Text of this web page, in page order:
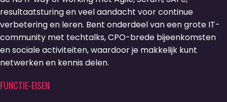
resultaatsturing en veel aandacht voor continue
verbetering en leren. Bent onderdeel van een grote IT-
community met techtalks, CPO-brede bijeenkomsten
en sociale activiteiten, waardoor je makkelijk kunt
netwerken en kennis delen.
FUNCTIE-EISEN